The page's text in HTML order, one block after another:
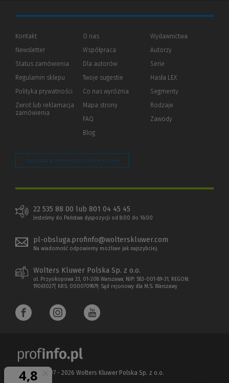
Kontakt
Newsletter
Status zamówienia
Regulamin sklepu
Polityka prywatności (Nowe
(Link
innej
Zwrot lub reklamacja
zamówienia
O nas
Współpraca
Dla autorów(Nowe
(Link
innej
strony)
Twoje sugestie
Co nas wyróżnia
Mapa strony
FAQ
Blog
Wydawnictwa
Autorzy
Serie
Hasła LEX
Segmenty
Rodzaje
Zawody
Zarządzaj preferencjami plików cookie
22 535 88 00 lub 801 04 45 45
Jesteśmy do Państwa dyspozycji od 8:00 do 16:00
pl-obsluga.profinfo@wolterskluwer.com
Na wiadomość odpowiemy możliwe jak najszybciej.
Wolters Kluwer Polska Sp. z o.o.
ul. Przyokopowa 33, 01-208 Warszawa; NIP: 583-001-89-31, REGON:
190610277, KRS: 0000709879, Sąd rejonowy dla M.S. Warszawy
Copyright 1997 - 2026 Wolters Kluwer Polska Sp. z o.o.